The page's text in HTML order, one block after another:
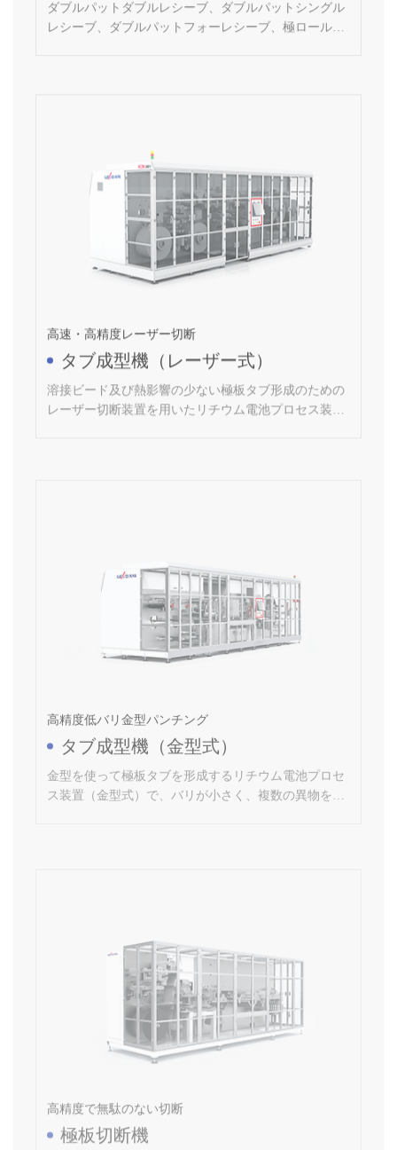
精度自動ロール交換、超高速レーザー切断システム、
高効率異物対策などの構成が可能。
レーザー切断装置を用いたリチウム電池プロセス装置
（レーザー式）。
高精度低バリ金型パンチング
金型を使って極板タブを形成するリチウム電池プロセ
ス装置（金型式）で、バリが小さく、複数の異物を制
御できる。
高精度で無駄のない切断
極板切断機
ウム電池のスタック工程装置。